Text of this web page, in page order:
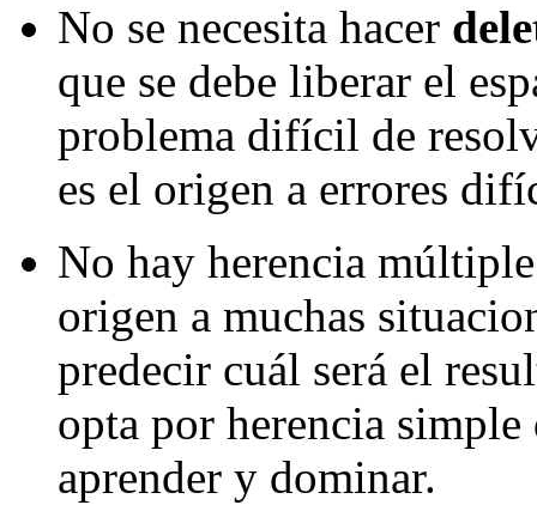
No se necesita hacer
que se debe liberar el
problema difícil de
es el origen a errores
No hay herencia
origen a muchas
predecir cuál será el
opta por herencia simple
aprender y dominar.